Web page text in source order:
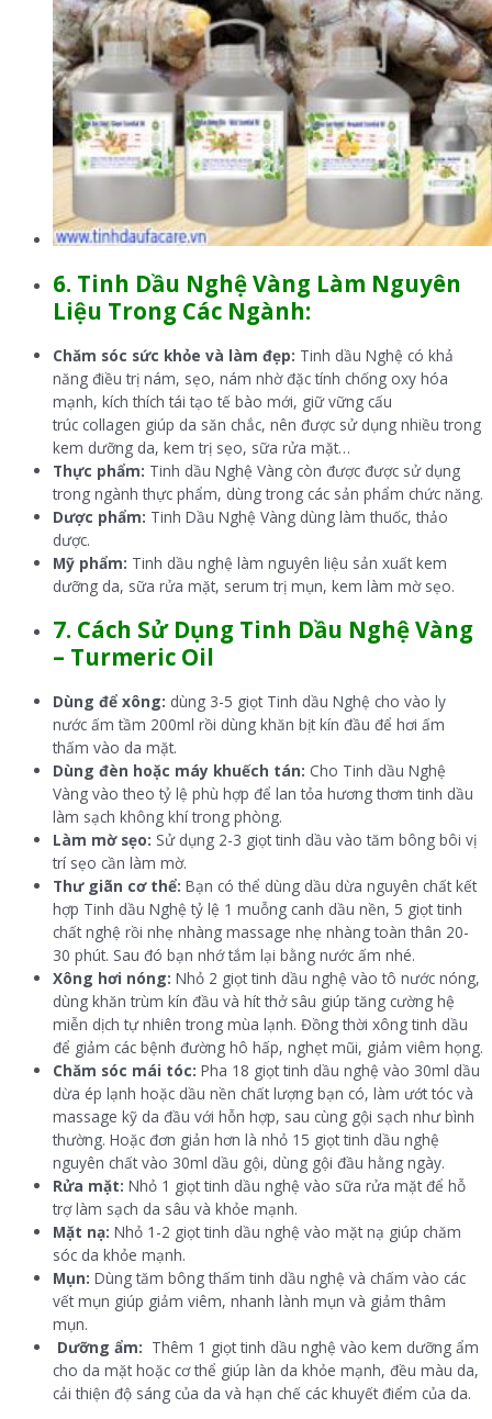
6. Tinh Dầu Nghệ Vàng Làm Nguyên
Liệu Trong Các Ngành:
Chăm sóc sức khỏe và làm đẹp: Tinh dầu Nghệ có khả
năng điều trị nám, sẹo, nám nhờ đặc tính chống oxy hóa
mạnh, kích thích tái tạo tế bào mới, giữ vững cấu
trúc collagen giúp da săn chắc, nên được sử dụng nhiều trong
kem dưỡng da, kem trị sẹo, sữa rửa mặt…
Thực phẩm: Tinh dầu Nghệ Vàng còn được được sử dụng
trong ngành thực phẩm, dùng trong các sản phẩm chức năng.
Dược phẩm: Tinh Dầu Nghệ Vàng dùng làm thuốc, thảo
dược.
Mỹ phẩm: Tinh dầu nghệ làm nguyên liệu sản xuất kem
dưỡng da, sữa rửa mặt, serum trị mụn, kem làm mờ sẹo.
7. Cách Sử Dụng Tinh Dầu Nghệ Vàng
– Turmeric Oil
Dùng để xông: dùng 3-5 giọt Tinh dầu Nghệ cho vào ly
nước ấm tầm 200ml rồi dùng khăn bịt kín đầu để hơi ấm
thấm vào da mặt.
Dùng đèn hoặc máy khuếch tán: Cho Tinh dầu Nghệ
Vàng vào theo tỷ lệ phù hợp để lan tỏa hương thơm tinh dầu
làm sạch không khí trong phòng.
Làm mờ sẹo: Sử dụng 2-3 giọt tinh dầu vào tăm bông bôi vị
trí sẹo cần làm mờ.
Thư giãn cơ thể: Bạn có thể dùng dầu dừa nguyên chất kết
hợp Tinh dầu Nghệ tỷ lệ 1 muỗng canh dầu nền, 5 giọt tinh
chất nghệ rồi nhẹ nhàng massage nhẹ nhàng toàn thân 20-
30 phút. Sau đó bạn nhớ tắm lại bằng nước ấm nhé.
Xông hơi nóng: Nhỏ 2 giọt tinh dầu nghệ vào tô nước nóng,
dùng khăn trùm kín đầu và hít thở sâu giúp tăng cường hệ
miễn dịch tự nhiên trong mùa lạnh. Đồng thời xông tinh dầu
để giảm các bệnh đường hô hấp, nghẹt mũi, giảm viêm họng.
Chăm sóc mái tóc: Pha 18 giọt tinh dầu nghệ vào 30ml dầu
dừa ép lạnh hoặc dầu nền chất lượng bạn có, làm ướt tóc và
massage kỹ da đầu với hỗn hợp, sau cùng gội sạch như bình
thường. Hoặc đơn giản hơn là nhỏ 15 giọt tinh dầu nghệ
nguyên chất vào 30ml dầu gội, dùng gội đầu hằng ngày.
Rửa mặt: Nhỏ 1 giọt tinh dầu nghệ vào sữa rửa mặt để hỗ
trợ làm sạch da sâu và khỏe mạnh.
Mặt nạ: Nhỏ 1-2 giọt tinh dầu nghệ vào mặt nạ giúp chăm
sóc da khỏe mạnh.
Mụn: Dùng tăm bông thấm tinh dầu nghệ và chấm vào các
vết mụn giúp giảm viêm, nhanh lành mụn và giảm thâm
mụn.
Dưỡng ẩm: Thêm 1 giọt tinh dầu nghệ vào kem dưỡng ẩm
cho da mặt hoặc cơ thể giúp làn da khỏe mạnh, đều màu da,
cải thiện độ sáng của da và hạn chế các khuyết điểm của da.